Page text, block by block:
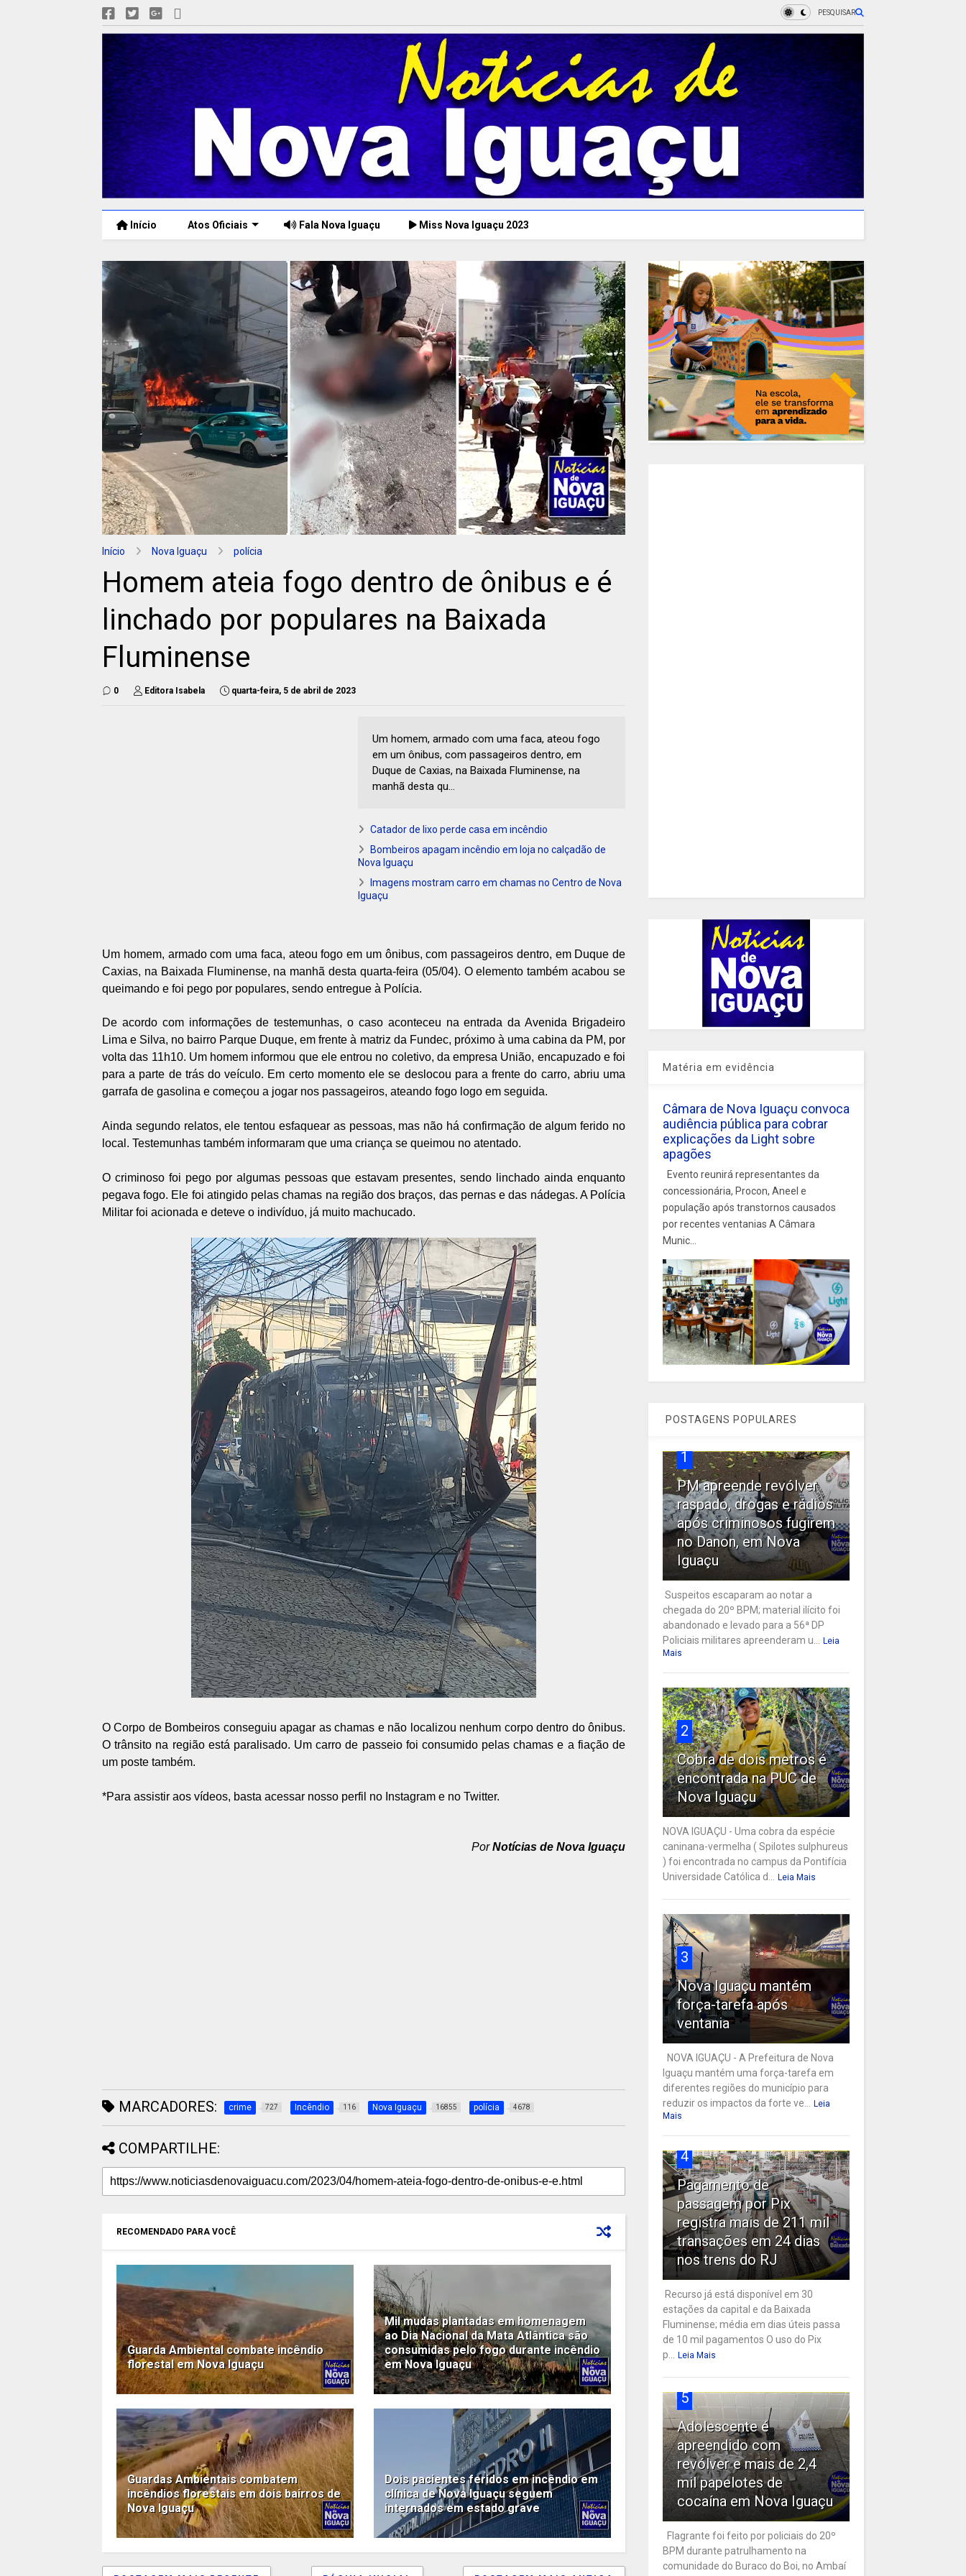
PESQUISAR
Início Atos Oficiais Fala Nova Iguaçu Miss Nova Iguaçu 2023
Início Nova Iguaçu polícia
Homem ateia fogo dentro de ônibus e é
linchado por populares na Baixada
Fluminense
0 Editora Isabela quarta-feira, 5 de abril de 2023
Um homem, armado com uma faca, ateou fogo
em um ônibus, com passageiros dentro, em
Duque de Caxias, na Baixada Fluminense, na
manhã desta qu...
Catador de lixo perde casa em incêndio
Bombeiros apagam incêndio em loja no calçadão de
Nova Iguaçu
Imagens mostram carro em chamas no Centro de Nova
Iguaçu
Um homem, armado com uma faca, ateou fogo em um ônibus, com passageiros dentro, em Duque de
Caxias, na Baixada Fluminense, na manhã desta quarta-feira (05/04). O elemento também acabou se
queimando e foi pego por populares, sendo entregue à Polícia.
De acordo com informações de testemunhas, o caso aconteceu na entrada da Avenida Brigadeiro
Lima e Silva, no bairro Parque Duque, em frente à matriz da Fundec, próximo à uma cabina da PM, por
volta das 11h10. Um homem informou que ele entrou no coletivo, da empresa União, encapuzado e foi
para a parte de trás do veículo. Em certo momento ele se deslocou para a frente do carro, abriu uma
garrafa de gasolina e começou a jogar nos passageiros, ateando fogo logo em seguida.
Ainda segundo relatos, ele tentou esfaquear as pessoas, mas não há confirmação de algum ferido no
local. Testemunhas também informaram que uma criança se queimou no atentado.
O criminoso foi pego por algumas pessoas que estavam presentes, sendo linchado ainda enquanto
pegava fogo. Ele foi atingido pelas chamas na região dos braços, das pernas e das nádegas. A Polícia
Militar foi acionada e deteve o indivíduo, já muito machucado.
O Corpo de Bombeiros conseguiu apagar as chamas e não localizou nenhum corpo dentro do ônibus.
O trânsito na região está paralisado. Um carro de passeio foi consumido pelas chamas e a fiação de
um poste também.
*Para assistir aos vídeos, basta acessar nosso perfil no Instagram e no Twitter.
PorNotícias de Nova Iguaçu
MARCADORES: crime 727 Incêndio 116 Nova Iguaçu 16855 polícia 4678
COMPARTILHE:
RECOMENDADO PARA VOCÊ
Guarda Ambiental combate incêndio
florestal em Nova Iguaçu
Mil mudas plantadas em homenagem
ao Dia Nacional da Mata Atlântica são
consumidas pelo fogo durante incêndio
em Nova Iguaçu
Guardas Ambientais combatem
incêndios florestais em dois bairros de
Nova Iguaçu
Dois pacientes feridos em incêndio em
clínica de Nova Iguaçu seguem
internados em estado grave
Matéria em evidência
Câmara de Nova Iguaçu convoca
audiência pública para cobrar
explicações da Light sobre
apagões
Evento reunirá representantes da
concessionária, Procon, Aneel e
população após transtornos causados
por recentes ventanias A Câmara
Munic...
POSTAGENS POPULARES
1
PM apreende revólver
raspado, drogas e rádios
após criminosos fugirem
no Danon, em Nova
Iguaçu
Suspeitos escaparam ao notar a
chegada do 20º BPM; material ilícito foi
abandonado e levado para a 56ª DP
Policiais militares apreenderam u...
Leia
Mais
2
Cobra de dois metros é
encontrada na PUC de
Nova Iguaçu
NOVA IGUAÇU - Uma cobra da espécie
caninana-vermelha ( Spilotes sulphureus
) foi encontrada no campus da Pontifícia
Universidade Católica d...
Leia Mais
3
Nova Iguaçu mantém
força-tarefa após
ventania
NOVA IGUAÇU - A Prefeitura de Nova
Iguaçu mantém uma força-tarefa em
diferentes regiões do município para
reduzir os impactos da forte ve...
Leia
Mais
4
Pagamento de
passagem por Pix
registra mais de 211 mil
transações em 24 dias
nos trens do RJ
Recurso já está disponível em 30
estações da capital e da Baixada
Fluminense; média em dias úteis passa
de 10 mil pagamentos O uso do Pix
p...
Leia Mais
5
Adolescente é
apreendido com
revólver e mais de 2,4
mil papelotes de
cocaína em Nova Iguaçu
Flagrante foi feito por policiais do 20º
BPM durante patrulhamento na
comunidade do Buraco do Boi, no Ambaí